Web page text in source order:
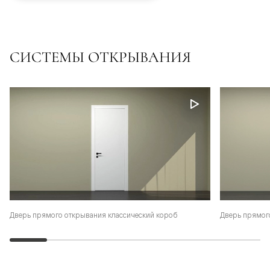
СИСТЕМЫ ОТКРЫВАНИЯ
Дверь прямого открывания классический короб Дверь